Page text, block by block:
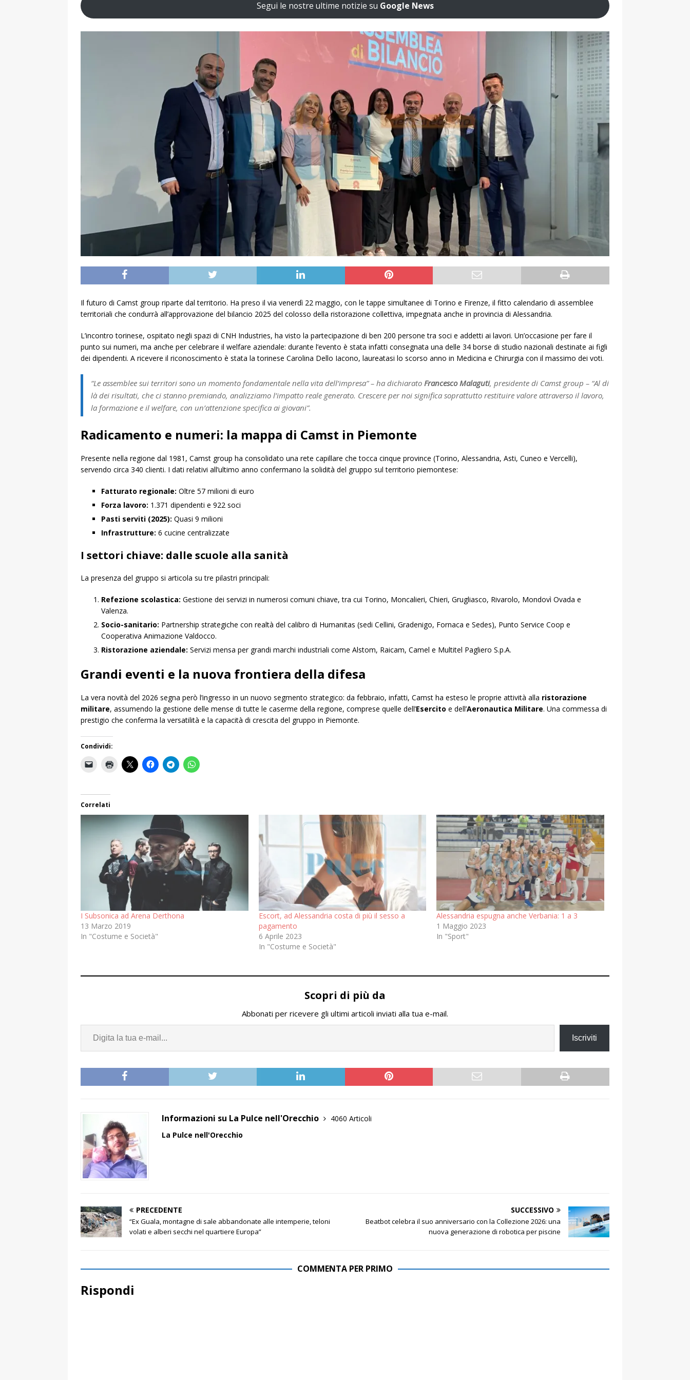
Segui le nostre ultime notizie su Google News
Il futuro di Camst group riparte dal territorio. Ha preso il via venerdì 22 maggio, con le tappe simultanee di Torino e Firenze, il fitto calendario di assemblee
territoriali che condurrà all’approvazione del bilancio 2025 del colosso della ristorazione collettiva, impegnata anche in provincia di Alessandria.
L’incontro torinese, ospitato negli spazi di CNH Industries, ha visto la partecipazione di ben 200 persone tra soci e addetti ai lavori. Un’occasione per fare il
punto sui numeri, ma anche per celebrare il welfare aziendale: durante l’evento è stata infatti consegnata una delle 34 borse di studio nazionali destinate ai figli
dei dipendenti. A ricevere il riconoscimento è stata la torinese Carolina Dello Iacono, laureatasi lo scorso anno in Medicina e Chirurgia con il massimo dei voti.
“Le assemblee sui territori sono un momento fondamentale nella vita dell’impresa”– ha dichiarato Francesco Malaguti, presidente di Camst group – “Al di
là dei risultati, che ci stanno premiando, analizziamo l’impatto reale generato. Crescere per noi significa soprattutto restituire valore attraverso il lavoro,
la formazione e il welfare, con un’attenzione specifica ai giovani”.
Radicamento e numeri: la mappa di Camst in Piemonte
Presente nella regione dal 1981, Camst group ha consolidato una rete capillare che tocca cinque province (Torino, Alessandria, Asti, Cuneo e Vercelli),
servendo circa 340 clienti. I dati relativi all’ultimo anno confermano la solidità del gruppo sul territorio piemontese:
Fatturato regionale: Oltre 57 milioni di euro
Forza lavoro: 1.371 dipendenti e 922 soci
Pasti serviti (2025): Quasi 9 milioni
Infrastrutture: 6 cucine centralizzate
I settori chiave: dalle scuole alla sanità
La presenza del gruppo si articola su tre pilastri principali:
Refezione scolastica: Gestione dei servizi in numerosi comuni chiave, tra cui Torino, Moncalieri, Chieri, Grugliasco, Rivarolo, Mondovì Ovada e
Valenza.
Socio-sanitario: Partnership strategiche con realtà del calibro di Humanitas (sedi Cellini, Gradenigo, Fornaca e Sedes), Punto Service Coop e
Cooperativa Animazione Valdocco.
Ristorazione aziendale: Servizi mensa per grandi marchi industriali come Alstom, Raicam, Camel e Multitel Pagliero S.p.A.
Grandi eventi e la nuova frontiera della difesa
La vera novità del 2026 segna però l’ingresso in un nuovo segmento strategico: da febbraio, infatti, Camst ha esteso le proprie attività alla ristorazione
militare, assumendo la gestione delle mense di tutte le caserme della regione, comprese quelle dell’Esercito e dell’Aeronautica Militare. Una commessa di
prestigio che conferma la versatilità e la capacità di crescita del gruppo in Piemonte.
Condividi:
Correlati
I Subsonica ad Arena Derthona
13 Marzo 2019
In "Costume e Società"
Escort, ad Alessandria costa di più il sesso a
pagamento
6 Aprile 2023
In "Costume e Società"
Alessandria espugna anche Verbania: 1 a 3
1 Maggio 2023
In "Sport"
Scopri di più da
Abbonati per ricevere gli ultimi articoli inviati alla tua e-mail.
Iscriviti
Informazioni su La Pulce nell'Orecchio
4060 Articoli
La Pulce nell'Orecchio
PRECEDENTE
“Ex Guala, montagne di sale abbandonate alle intemperie, teloni
volati e alberi secchi nel quartiere Europa”
SUCCESSIVO
Beatbot celebra il suo anniversario con la Collezione 2026: una
nuova generazione di robotica per piscine
COMMENTA PER PRIMO
Rispondi